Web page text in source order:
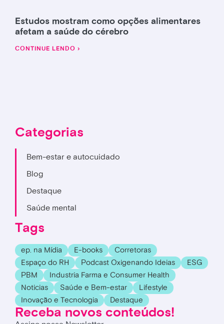
Estudos mostram como opções alimentares
afetam a saúde do cérebro
CONTINUE LENDO ›
Categorias
Bem-estar e autocuidado
Blog
Destaque
Saúde mental
Tags
ep. na Mídia E-books
Corretoras
Espaço do RH
Podcast Oxigenando Ideias
ESG
PBM
Industria Farma e Consumer Health
Noticias
Saúde e Bem-estar
Lifestyle
Inovação e Tecnologia
Destaque
Receba novos conteúdos!